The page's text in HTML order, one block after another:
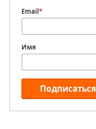
Email*
Имя
Подписаться